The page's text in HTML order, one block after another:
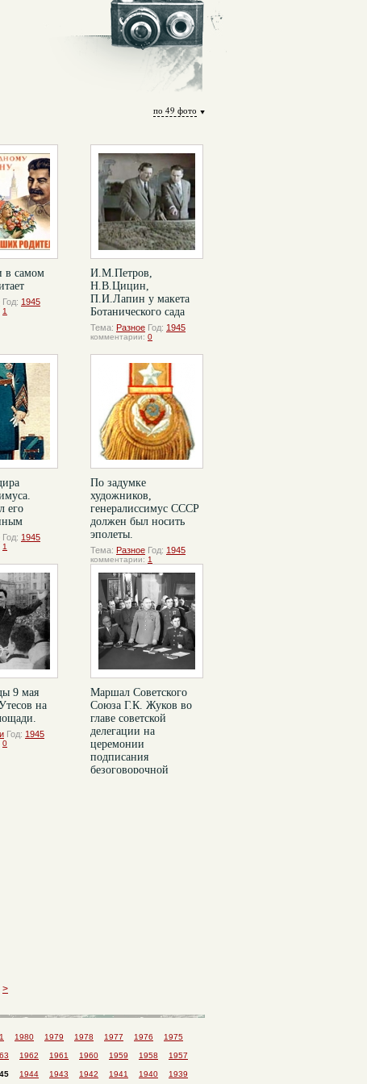
по 49 фото
в самом
Год: 1945
1
И.М.Петров,
Н.В.Цицин,
П.И.Лапин у макета
Ботанического сада
Тема: Разное Год: 1945
комментарии: 0
его
Год: 1945
1
По задумке
художников,
генералиссимус СССР
должен был носить
эполеты.
Тема: Разное Год: 1945
комментарии: 1
9 мая
на
Год: 1945
0
Маршал Советского
Союза Г.К. Жуков во
главе советской
делегации на
церемонии
подписания
безоговорочной
>
1980 1979 1978 1977 1976 1975
1962 1961 1960 1959 1958 1957
1944 1943 1942 1941 1940 1939